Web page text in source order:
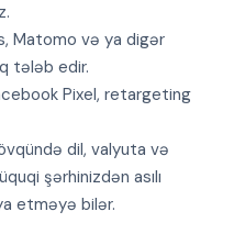
Matomo və ya digər
tələb edir.
Pixel, retargeting
dil, valyuta və
şərhinizdən asılı
etməyə bilər.